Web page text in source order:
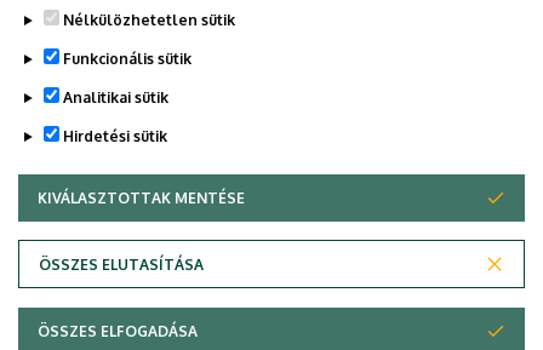
Legutóbbi frissítés: 2026. 01. 27. 13:48
Adatvédelem
Nélkülözhetetlen sütik
Funkcionális sütik
Analitikai sütik
Hirdetési sütik
KIVÁLASZTOTTAK MENTÉSE
ÖSSZES ELUTASÍTÁSA
WITHDRAW CONSENT
ÖSSZES ELFOGADÁSA